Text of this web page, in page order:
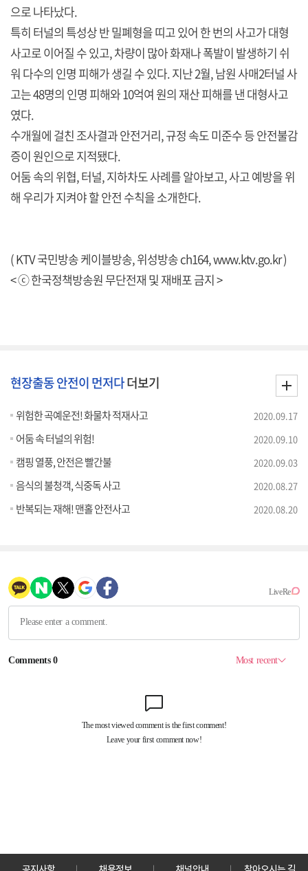
으로 나타났다.
특히 터널의 특성상 반 밀폐형을 띠고 있어 한 번의 사고가 대형
사고로 이어질 수 있고, 차량이 많아 화재나 폭발이 발생하기 쉬
워 다수의 인명 피해가 생길 수 있다. 지난 2월, 남원 사매2터널 사
고는 48명의 인명 피해와 10억여 원의 재산 피해를 낸 대형사고
였다.
수개월에 걸친 조사결과 안전거리, 규정 속도 미준수 등 안전불감
증이 원인으로 지적됐다.
어둠 속의 위협, 터널, 지하차도 사례를 알아보고, 사고 예방을 위
해 우리가 지켜야 할 안전 수칙을 소개한다.
( KTV 국민방송 케이블방송, 위성방송 ch164,www.ktv.go.kr)
< ⓒ 한국정책방송원 무단전재 및 재배포 금지 >
현장출동 안전이 먼저다더보기
위험한 곡예운전! 화물차 적재사고 2020.09.17
어둠 속 터널의 위험! 2020.09.10
캠핑 열풍, 안전은 빨간불 2020.09.03
음식의 불청객, 식중독 사고 2020.08.27
반복되는 재해! 맨홀 안전사고 2020.08.20